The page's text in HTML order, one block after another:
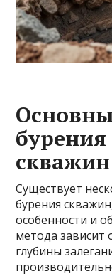
скважин
Существует
бурения
особенности и
метода зависит
глубины